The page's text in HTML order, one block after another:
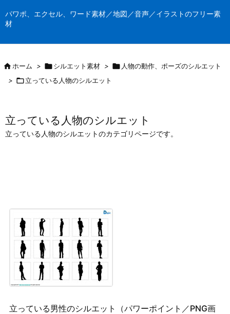
パワポ、エクセル、ワード素材／地図／音声／イラストのフリー素
材
ホーム > シルエット素材 >  人物の動作、ポーズのシルエット
> 立っている人物のシルエット
立っている人物のシルエット
立っている人物のシルエットのカテゴリページです。
立っている男性のシルエット（パワーポイント／PNG画